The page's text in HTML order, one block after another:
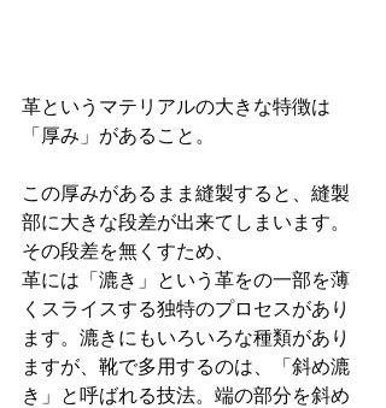
革というマテリアルの大きな特徴は
「厚み」があること。
この厚みがあるまま縫製すると、縫製
部に大きな段差が出来てしまいます。
その段差を無くすため、
革には「漉き」という革をの一部を薄
くスライスする独特のプロセスがあり
ます。漉きにもいろいろな種類があり
ますが、靴で多用するのは、「斜め漉
き」と呼ばれる技法。端の部分を斜め